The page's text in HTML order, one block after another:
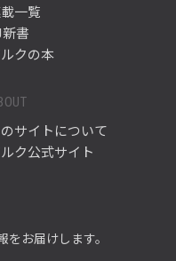
一覧
書
クの本
サイトについて
ク公式サイト
お届けします。